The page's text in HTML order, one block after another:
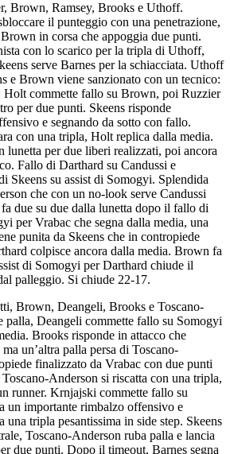
Brown, Ramsey, Brooks e Uthoff.
il punteggio con una penetrazione,
in corsa che appoggia due punti.
con lo scarico per la tripla di Uthoff,
serve Barnes per la schiacciata. Uthoff
e Brown viene sanzionato con un tecnico:
Holt commette fallo su Brown, poi Ruzzier
per due punti. Skeens risponde
e segnando da sotto con fallo.
con una tripla, Holt replica dalla media.
lunetta per due liberi realizzati, poi ancora
Fallo di Darthard su Candussi e
Skeens su assist di Somogyi. Splendida
che con un no-look serve Candussi
due su due dalla lunetta dopo il fallo di
per Vrabac che segna dalla media, una
punita da Skeens che in contropiede
colpisce ancora dalla media. Brown fa
di Somogyi per Darthard chiude il
palleggio. Si chiude 22-17.
Brown, Deangeli, Brooks e Toscano-
palla, Deangeli commette fallo su Somogyi
Brooks risponde in attacco che
un’altra palla persa di Toscano-
finalizzato da Vrabac con due punti
Anderson si riscatta con una tripla,
runner. Krnjajski commette fallo su
un importante rimbalzo offensivo e
una tripla pesantissima in side step. Skeens
Toscano-Anderson ruba palla e lancia
due punti. Dopo il timeout, Barnes segna